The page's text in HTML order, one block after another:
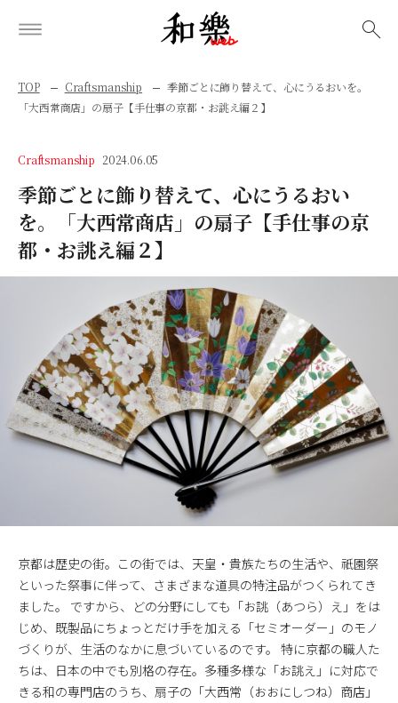
TOP Craftsmanship
季節ごとに飾り替えて、心にうるおいを。
「大西常商店」の扇子【手仕事の京都・お誂え編２】
Craftsmanship 2024.06.05
季節ごとに飾り替えて、心にうるおい
を。「大西常商店」の扇子【手仕事の京
都・お誂え編２】
京都は歴史の街。この街では、天皇・貴族たちの生活や、祇園祭
といった祭事に伴って、さまざまな道具の特注品がつくられてき
ました。 ですから、どの分野にしても「お誂（あつら）え」をは
じめ、既製品にちょっとだけ手を加える「セミオーダー」のモノ
づくりが、生活のなかに息づいているのです。 特に京都の職人た
ちは、日本の中でも別格の存在。多種多様な「お誂え」に対応で
きる和の専門店のうち、扇子の「大西常（おおにしつね）商店」